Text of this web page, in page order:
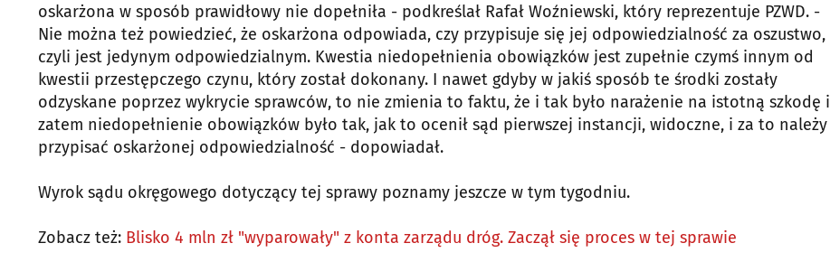
oskarżona w sposób prawidłowy nie dopełniła - podkreślał Rafał Woźniewski, który reprezentuje PZWD. -
Nie można też powiedzieć, że oskarżona odpowiada, czy przypisuje się jej odpowiedzialność za oszustwo,
czyli jest jedynym odpowiedzialnym. Kwestia niedopełnienia obowiązków jest zupełnie czymś innym od
kwestii przestępczego czynu, który został dokonany. I nawet gdyby w jakiś sposób te środki zostały
odzyskane poprzez wykrycie sprawców, to nie zmienia to faktu, że i tak było narażenie na istotną szkodę i
zatem niedopełnienie obowiązków było tak, jak to ocenił sąd pierwszej instancji, widoczne, i za to należy
przypisać oskarżonej odpowiedzialność - dopowiadał.
Wyrok sądu okręgowego dotyczący tej sprawy poznamy jeszcze w tym tygodniu.
Zobacz też: Blisko 4 mln zł "wyparowały" z konta zarządu dróg. Zaczął się proces w tej sprawie